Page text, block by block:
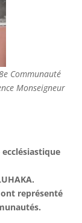
Communauté
Monseigneur
représenté